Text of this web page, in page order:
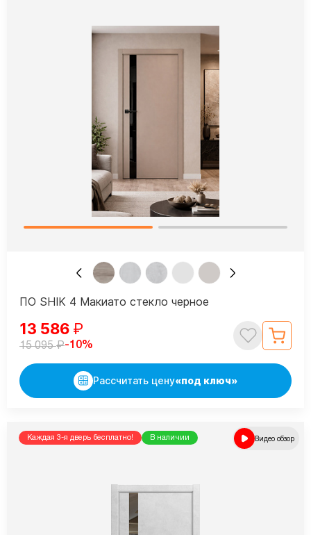
ПО SHIK 4 Макиато стекло черное
13 586 ₽
15 095₽-10%
Рассчитать цену«под ключ»
Каждая 3-я дверь бесплатно! В наличии Видео обзор